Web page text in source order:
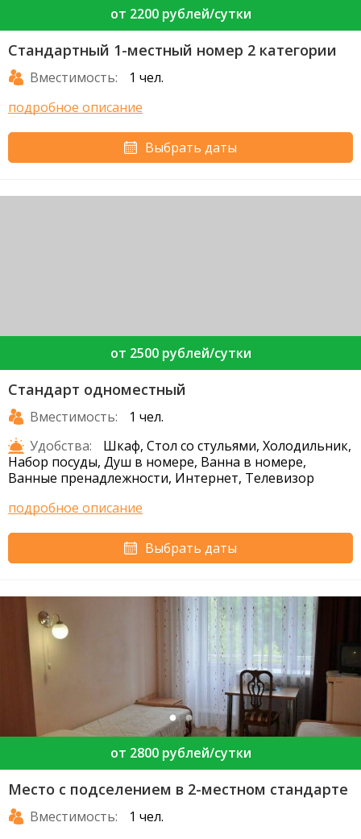
от 2200 рублей/сутки
Стандартный 1-местный номер 2 категории
Вместимость:
1 чел.
подробное описание
Выбрать даты
от 2500 рублей/сутки
Стандарт одноместный
Вместимость:
1 чел.
Удобства:
Шкаф, Стол со стульями, Холодильник,
Набор посуды, Душ в номере, Ванна в номере,
Ванные пренадлежности, Интернет, Телевизор
подробное описание
Выбрать даты
от 2800 рублей/сутки
Место с подселением в 2-местном стандарте
Вместимость:
1 чел.